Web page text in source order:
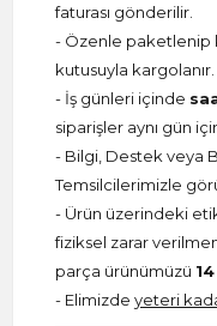
faturası gönderilir.
- Özenle paketlenip
kutusuyla kargolanır.
- İş günleri içinde
siparişler aynı gün
- Bilgi, Destek veya
Temsilcilerimizle
- Ürün üzerindeki
fiziksel zarar
parça ürünümüzü
- Elimizde yeteri